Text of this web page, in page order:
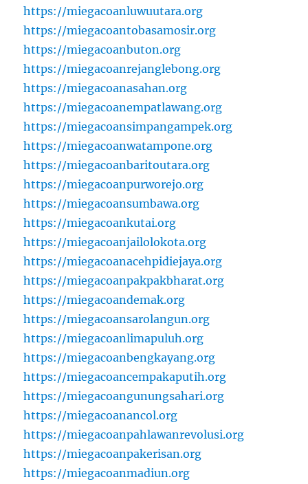
https://miegacoanluwuutara.org
https://miegacoantobasamosir.org
https://miegacoanbuton.org
https://miegacoanrejanglebong.org
https://miegacoanasahan.org
https://miegacoanempatlawang.org
https://miegacoansimpangampek.org
https://miegacoanwatampone.org
https://miegacoanbaritoutara.org
https://miegacoanpurworejo.org
https://miegacoansumbawa.org
https://miegacoankutai.org
https://miegacoanjailolokota.org
https://miegacoanacehpidiejaya.org
https://miegacoanpakpakbharat.org
https://miegacoandemak.org
https://miegacoansarolangun.org
https://miegacoanlimapuluh.org
https://miegacoanbengkayang.org
https://miegacoancempakaputih.org
https://miegacoangunungsahari.org
https://miegacoanancol.org
https://miegacoanpahlawanrevolusi.org
https://miegacoanpakerisan.org
https://miegacoanmadiun.org